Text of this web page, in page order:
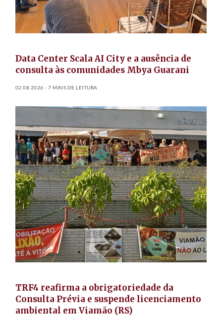
Data Center Scala AI City e a ausência de
consulta às comunidades Mbya Guarani
02.08.2026 7 MINS DE LEITURA
TRF4 reafirma a obrigatoriedade da
Consulta Prévia e suspende licenciamento
ambiental em Viamão (RS)